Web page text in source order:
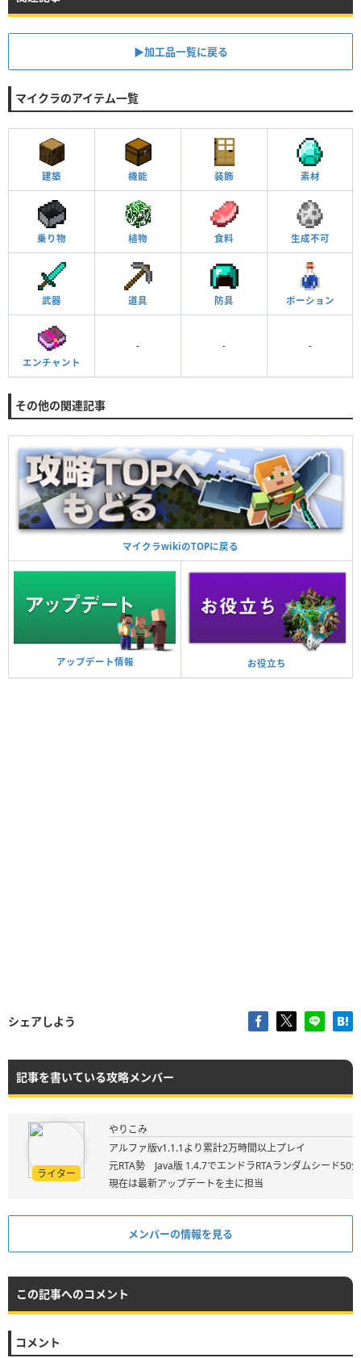
▶︎加工品一覧に戻る
マイクラのアイテム一覧
建築 機能 装飾 素材
乗り物 植物 食料 生成不可
武器 道具 防具 ポーション
エンチャント
- - -
その他の関連記事
マイクラwikiのTOPに戻る
アップデート情報 お役立ち
シェアしよう
記事を書いている攻略メンバー
ライター
やりこみ
アルファ版v1.1.1より累計2万時間以上プレイ
元RTA勢 Java版 1.4.7でエンドラRTAランダムシード50
現在は最新アップデートを主に担当
メンバーの情報を見る
この記事へのコメント
コメント